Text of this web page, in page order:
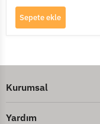
Sepete ekle
Kurumsal
Yardım